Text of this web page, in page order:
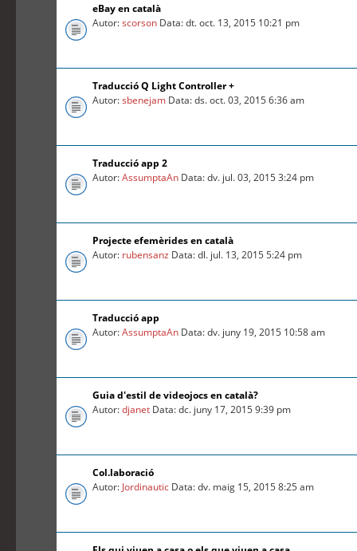
eBay en català
Autor:scorson Data: dt. oct. 13, 2015 10:21 pm
Traducció Q Light Controller +
Autor:sbenejam Data: ds. oct. 03, 2015 6:36 am
Traducció app 2
Autor:AssumptaAn Data: dv. jul. 03, 2015 3:24 pm
Projecte efemèrides en català
Autor: rubensanz Data: dl. jul. 13, 2015 5:24 pm
Traducció app
Autor:AssumptaAn Data: dv. juny 19, 2015 10:58 am
Guia d'estil de videojocs en català?
Autor:djanet Data: dc. juny 17, 2015 9:39 pm
Col.laboració
Autor: Jordinautic Data: dv. maig 15, 2015 8:25 am